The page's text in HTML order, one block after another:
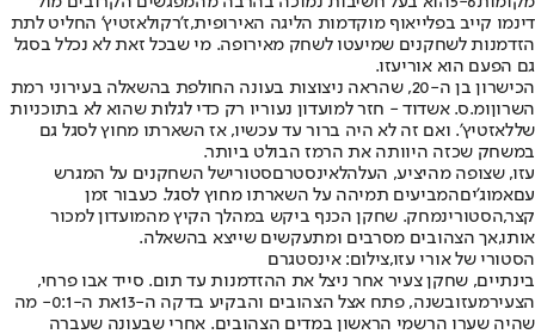
דינמו קייב בפלייאוף מוקדמות הליגה האירופית,ז'רקולאזטיץ' החליט לתת
הזדמנות לשחקנים שמיעטו לשחק מאירופה. מי שבכל זאת לא נכלל בסגל
גם הפעם הוא אוריעזו.
הכישרון בן ה-20, שהראה ניצוצות בעונה החולפת בהשאלה בעירוני רמת
השרוןומ.ס. אשדוד - חזר למועדון נעוריו רק כדי לגלות שהוא לא בתוכניות
שללאזטיץ'. ואם זה לא היה ברור עד עכשיו, אז השארתו מחוץ לסגל גם
במשחק שכזה היוותה את הרמז הבולט ביותר.
עזו, שצופה מהיציע, העלהלאינסטרםסטורישל השחקנים על המגרש
עםאמוג'יםהמביעים תמיהה על השארתו מחוץ לסגל. כעבור זמן
קצר,הסטורינמחק. שחקן הכנף ביקש במהלך הקיץ מהמועדון למכור
אותו,אך הצהובים מסרבים ומתעקשים שייצא בהשאלה.
הסטורי של אורי עזו,צילום: אינסטגרם
בינתיים, שחקן צעיר אחר ניצל את ההזדמנות עד תום. סייד אבו פרחי,
הצעירמעזובשנה, פתח אצל הצהובים והבקיע בדקה ה-13את ה- 0:1
- מה
שהיה שערו הרשמי הראשון במדים הצהובים. אחרי שבעונה שעברה